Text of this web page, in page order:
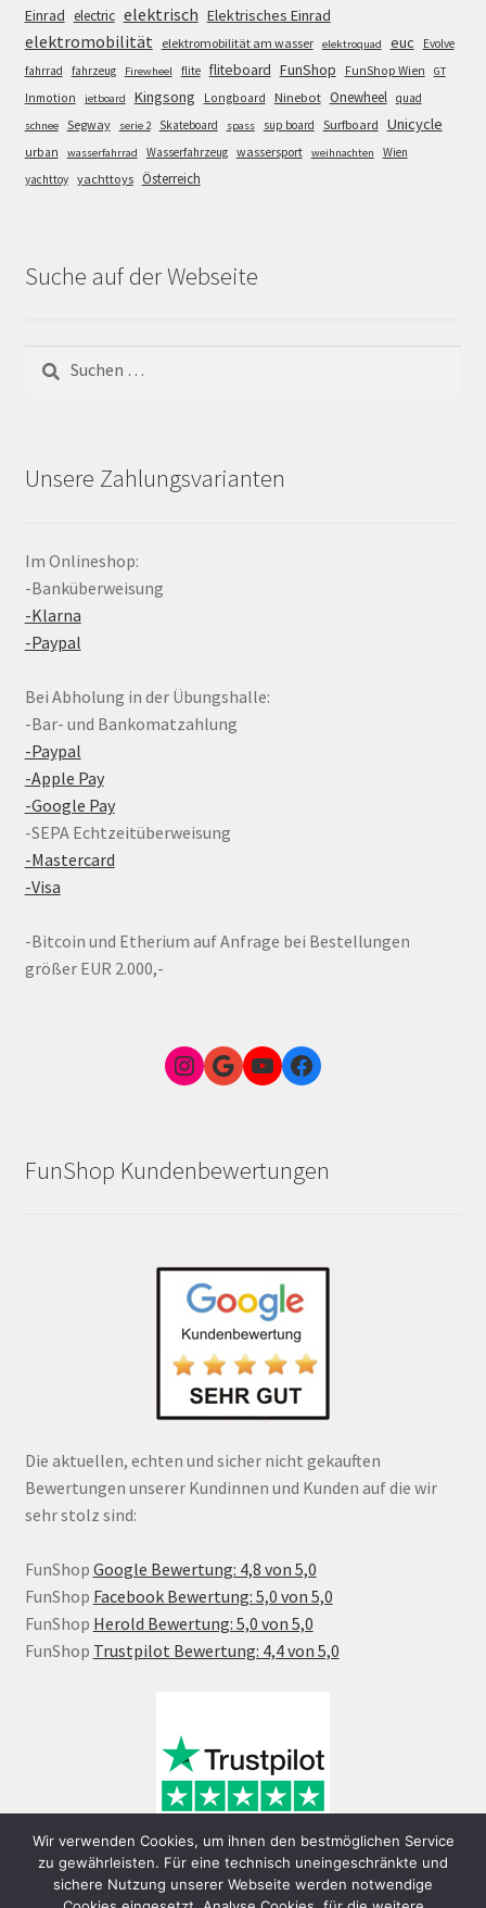
Einrad electric elektrisch Elektrisches Einrad
elektromobilität elektromobilität am wasser elektroquad euc
Evolve
fahrrad
fahrzeug Firewheel flite fliteboard FunShop FunShop Wien GT
Inmotion jetboard Kingsong Longboard Ninebot Onewheel quad
schnee Segway serie 2 Skateboard spass sup board Surfboard Unicycle
urban wasserfahrrad Wasserfahrzeug wassersport weihnachten
Wien
yachttoy yachttoys Österreich
Suche auf der Webseite
nach:
Unsere Zahlungsvarianten
Im Onlineshop:
-Banküberweisung
-Klarna
-Paypal
Bei Abholung in der Übungshalle:
-Bar- und Bankomatzahlung
-Paypal
-Apple Pay
-Google Pay
-SEPA Echtzeitüberweisung
-Mastercard
-Visa
-Bitcoin und Etherium auf Anfrage bei Bestellungen
größer EUR 2.000,-
Instagram
Google Link zum FunShop WienYouTubeFacebook
FunShop Kundenbewertungen
Die aktuellen, echten und sicher nicht gekauften
Bewertungen unserer Kundinnen und Kunden auf die wir
sehr stolz sind:
FunShop Google Bewertung: 4,8 von 5,0
FunShop Facebook Bewertung: 5,0 von 5,0
FunShop Herold Bewertung: 5,0 von 5,0
FunShop Trustpilot Bewertung: 4,4 von 5,0
Wir verwenden Cookies, um ihnen den bestmöglichen Service
zu gewährleisten. Für eine technisch uneingeschränkte und
sichere Nutzung unserer Webseite werden notwendige